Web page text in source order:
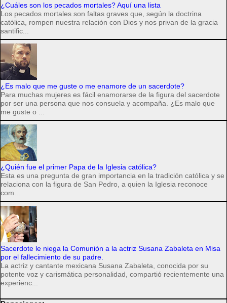
¿Cuáles son los pecados mortales? Aquí una lista
Los pecados mortales son faltas graves que, según la doctrina
católica, rompen nuestra relación con Dios y nos privan de la gracia
santific...
¿Es malo que me guste o me enamore de un sacerdote?
Para muchas mujeres es fácil enamorarse de la figura del sacerdote
por ser una persona que nos consuela y acompaña. ¿Es malo que
me guste o ...
¿Quién fue el primer Papa de la Iglesia católica?
Esta es una pregunta de gran importancia en la tradición católica y se
relaciona con la figura de San Pedro, a quien la Iglesia reconoce
com...
Sacerdote le niega la Comunión a la actriz Susana Zabaleta en Misa
por el fallecimiento de su padre.
La actriz y cantante mexicana Susana Zabaleta, conocida por su
potente voz y carismática personalidad, compartió recientemente una
experienc...